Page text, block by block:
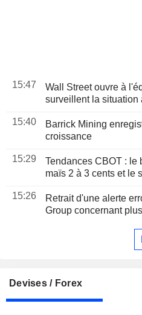
15:47
Wall Street ouvre à
surveillent la situation
15:40
Barrick Mining
croissance
15:29
Tendances CBOT : le
maïs 2 à 3 cents et le
15:26
Retrait d'une alerte
Group concernant
Devises / Forex